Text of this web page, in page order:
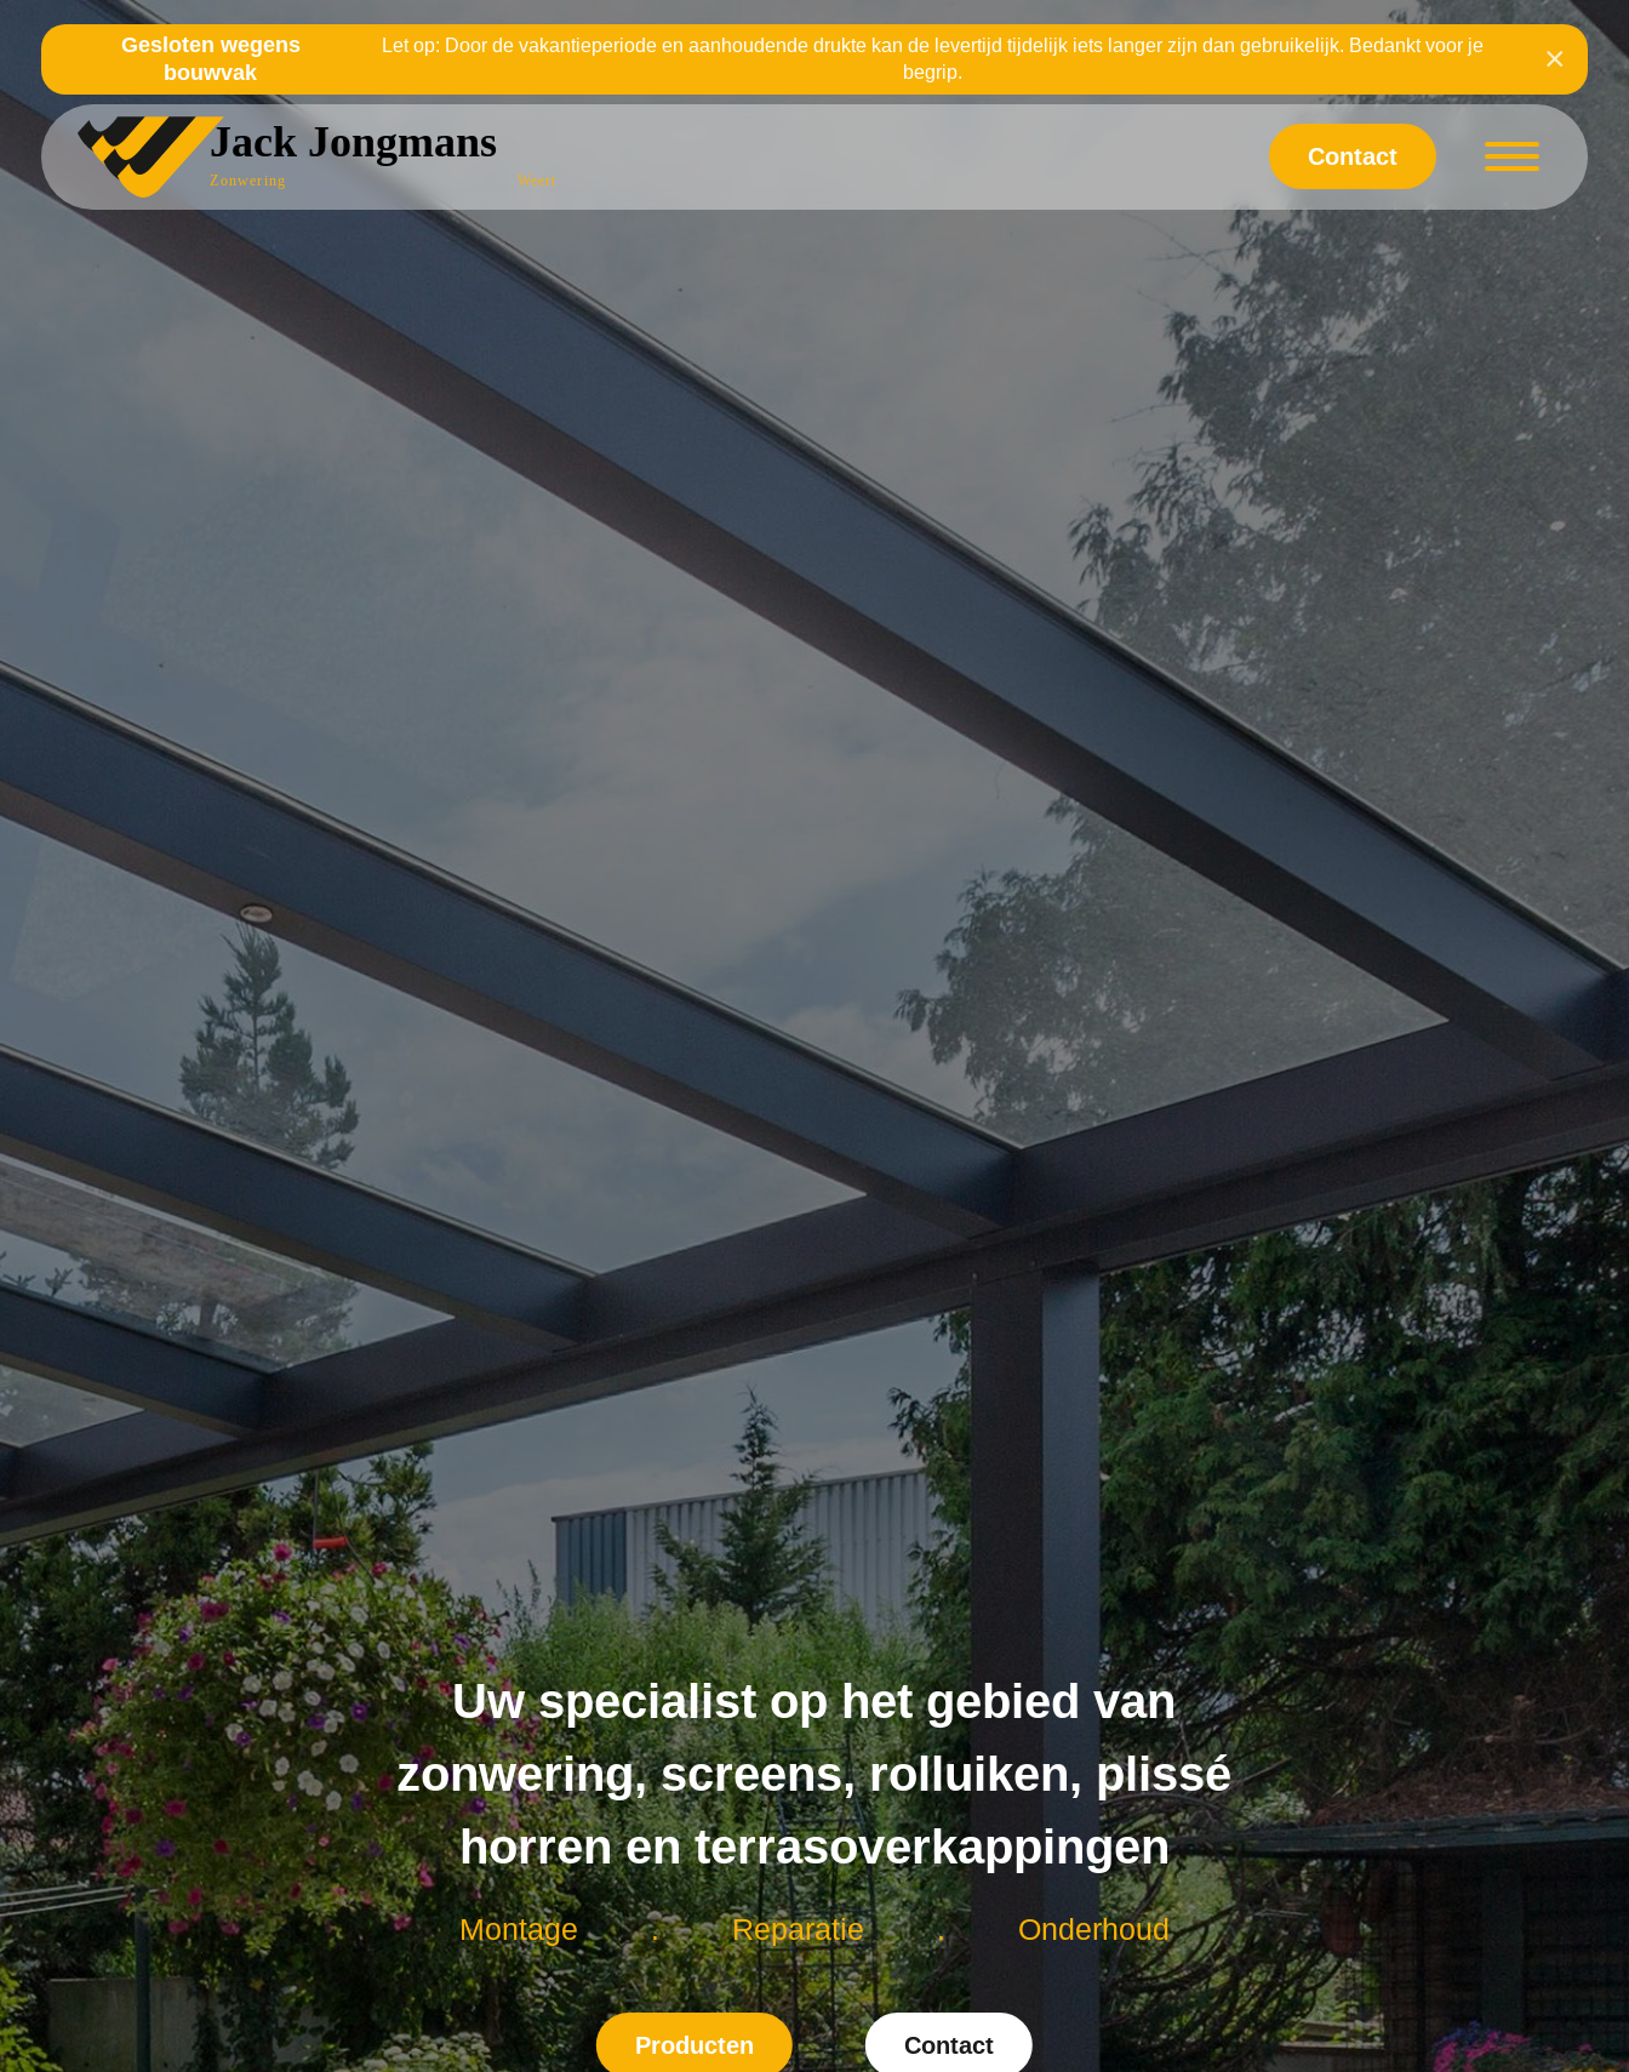
Gesloten wegens
bouwvak
Let op: Door de vakantieperiode en aanhoudende drukte kan de levertijd tijdelijk iets langer zijn dan gebruikelijk. Bedankt voor je
begrip.
×
Jack Jongmans
Zonwering Weert
Contact
Uw specialist op het gebied van
zonwering, screens, rolluiken, plissé
horren en terrasoverkappingen
Montage . Reparatie . Onderhoud
Producten Contact